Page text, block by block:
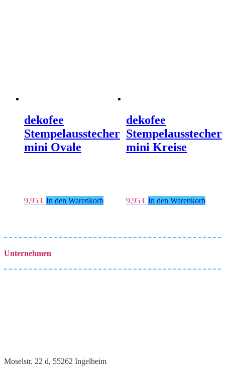
dekofee
Stempelausstecher
mini Ovale
9,95 € In den Warenkorb
dekofee
Stempelausstecher
mini Kreise
9,95€ In den Warenkorb
Unternehmen
Moselstr. 22 d, 55262 Ingelheim